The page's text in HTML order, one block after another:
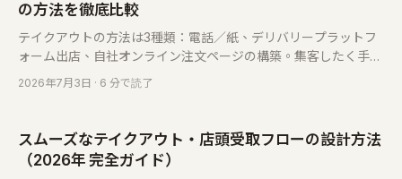
の方法を徹底比較
テイクアウトの方法は3種類：電話／紙、デリバリープラットフ
ォーム出店、自社オンライン注文ページの構築。集客したく手数
料やデータがプラットフォーム側でも構わないなら出店、顧客と
名簿を自分の手元に残しコストを利用量に連動させたいなら自社
2026年7月3日 · 6 分で読了
スムーズなテイクアウト・店頭受取フローの設計方法
（2026年 完全ガイド）